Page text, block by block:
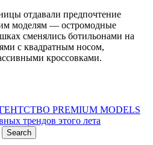
отдавали предпочтение
моделям — остромодные
сменялись ботильонами на
с квадратным носом,
кроссовками.
PREMIUM MODELS
трендов этого лета